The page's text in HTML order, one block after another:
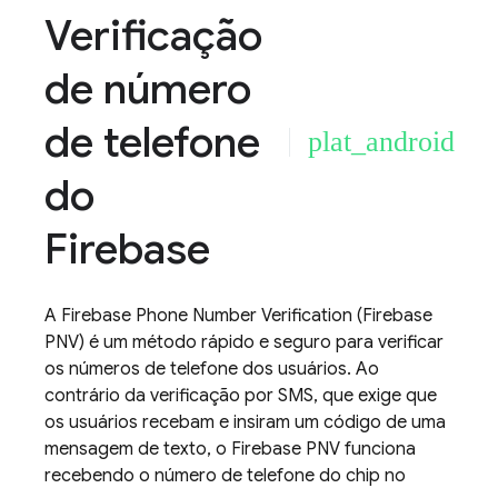
Verificação
de número
de telefone
do
Firebase
plat_android
A Firebase Phone Number Verification (Firebase
PNV) é um método rápido e seguro para verificar
os números de telefone dos usuários. Ao
contrário da verificação por SMS, que exige que
os usuários recebam e insiram um código de uma
mensagem de texto, o Firebase PNV funciona
recebendo o número de telefone do chip no